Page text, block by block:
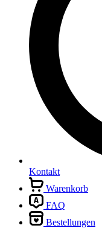
Kontakt
Warenkorb
FAQ
Bestellungen